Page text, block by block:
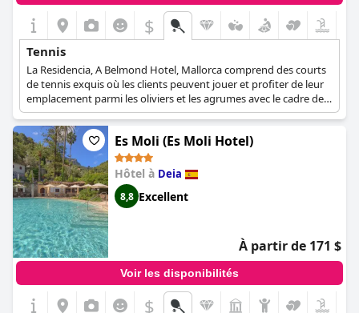
$
Tennis
La Residencia, A Belmond Hotel, Mallorca comprend des courts
de tennis exquis où les clients peuvent jouer et profiter de leur
emplacement parmi les oliviers et les agrumes avec le cadre des
montagnes de Tramuntana. Des leçons privées et des leçons
pour enfants sont également disponibles.
Es Moli (Es Moli Hotel)
Hôtel à Deia
8,8 Excellent
À partir de 171 $
Voir les disponibilités
$